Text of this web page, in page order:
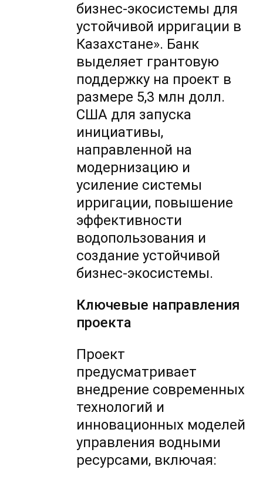
бизнес-экосистемы для
устойчивой ирригации в
Казахстане». Банк
выделяет грантовую
поддержку на проект в
размере 5,3 млн долл.
США для запуска
инициативы,
направленной на
модернизацию и
усиление системы
ирригации, повышение
эффективности
водопользования и
создание устойчивой
бизнес-экосистемы.
Ключевые направления
проекта
Проект
предусматривает
внедрение современных
технологий и
инновационных моделей
управления водными
ресурсами, включая: